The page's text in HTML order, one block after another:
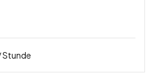
Stunde